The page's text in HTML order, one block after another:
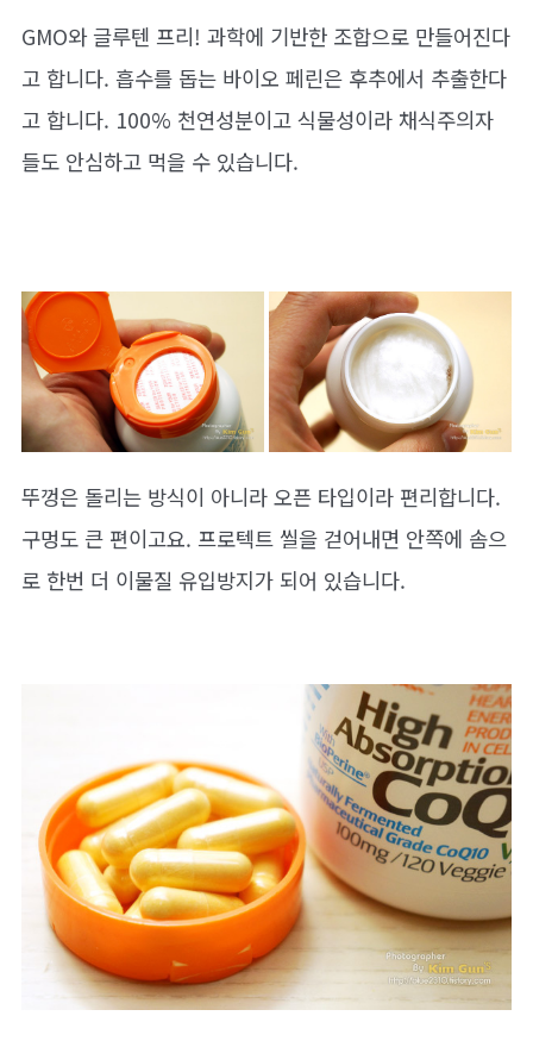
GMO와 글루텐 프리! 과학에 기반한 조합으로 만들어진다
고 합니다. 흡수를 돕는 바이오 페린은 후추에서 추출한다
고 합니다. 100% 천연성분이고 식물성이라 채식주의자
들도 안심하고 먹을 수 있습니다.
뚜껑은 돌리는 방식이 아니라 오픈 타입이라 편리합니다.
구멍도 큰 편이고요. 프로텍트 씰을 걷어내면 안쪽에 솜으
로 한번 더 이물질 유입방지가 되어 있습니다.